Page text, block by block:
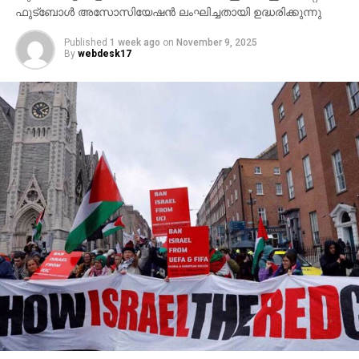
RELATED TOPICS: CHAMPIONS LEAGUE
FOOTBALL
INTER MILAN
UP NEXT
മുക്കത്ത് പ്ലസ് ടു വിദ്യാര്‍ഥിനിയെ വീട്ടില്‍
മരിച്ചനിലയില്‍ കണ്ടെത്തി
DON'T MISS
പ്രളയ സാധ്യത മുന്നറിയിപ്പ്: നദി തീരത്തുള്ളവര്‍
ജാഗ്രത പാലിക്കണം
ഫുട്‌ബോള്‍ അസോസിയേഷന്‍ ലംഘിച്ചതായി ഉദ്ധരിക്കുന്നു
Published 1 week ago on November 9, 2025
By webdesk17